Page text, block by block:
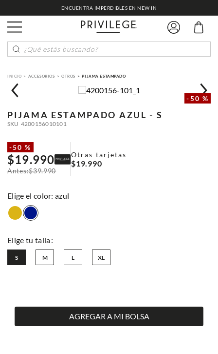
ENCUENTRA IMPERDIBLES EN NEW IN
¿Qué estás buscando?
ACCESORIOS OTROS PIJAMA ESTAMPADO
-50 %
PIJAMA ESTAMPADO AZUL - S
SKU 4200156010101
-50 %
$19.990
$39.990
Otras tarjetas
$19.990
: azul
L
M
S XL
AGREGAR A MI BOLSA